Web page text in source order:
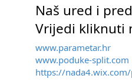
Naš ured i
Vrijedi kliknuti
www.parametar.hr
www.poduke-split.com
https://